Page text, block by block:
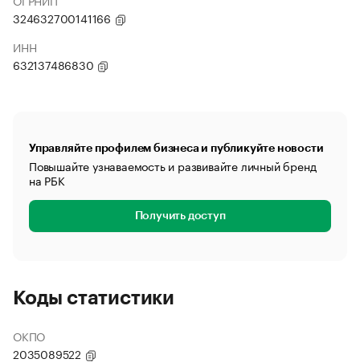
324632700141166
ИНН
632137486830
Управляйте профилем бизнеса и публикуйте новости
Повышайте узнаваемость и развивайте личный бренд
на РБК
Получить доступ
Коды статистики
ОКПО
2035089522